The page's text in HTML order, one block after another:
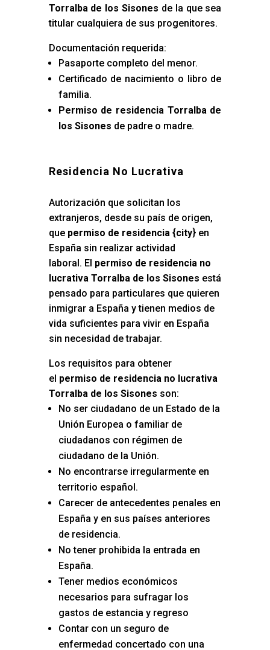
Torralba de los Sisones de la que sea
titular cualquiera de sus progenitores.
Documentación requerida:
Pasaporte completo del menor.
Certificado de nacimiento o libro de
familia.
Permiso de residencia Torralba de
los Sisones de padre o madre.
Residencia No Lucrativa
Autorización que solicitan los
extranjeros, desde su país de origen,
que permiso de residencia {city} en
España sin realizar actividad
laboral. El permiso de residencia no
lucrativa Torralba de los Sisones está
pensado para particulares que quieren
inmigrar a España y tienen medios de
vida suficientes para vivir en España
sin necesidad de trabajar.
Los requisitos para obtener
el permiso de residencia no lucrativa
Torralba de los Sisones son:
No ser ciudadano de un Estado de la
Unión Europea o familiar de
ciudadanos con régimen de
ciudadano de la Unión.
No encontrarse irregularmente en
territorio español.
Carecer de antecedentes penales en
España y en sus países anteriores
de residencia.
No tener prohibida la entrada en
España.
Tener medios económicos
necesarios para sufragar los
gastos de estancia y regreso
Contar con un seguro de
enfermedad concertado con una